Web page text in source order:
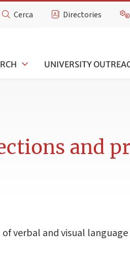
Cerca Directories
UNIVERSITY
and
verbal and visual